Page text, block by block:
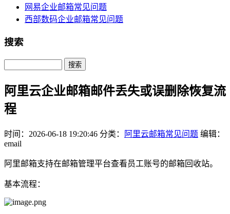
网易企业邮箱常见问题
西部数码企业邮箱常见问题
搜索
Search
阿里云企业邮箱邮件丢失或误删除恢复流
程
时间：2026-06-18 19:20:46 分类： 阿里云邮箱常见问题 编辑：
email
阿里邮箱支持在邮箱管理平台查看员工账号的邮箱回收站。
基本流程：